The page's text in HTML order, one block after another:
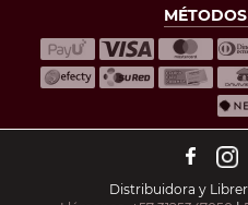
Distribuidora y